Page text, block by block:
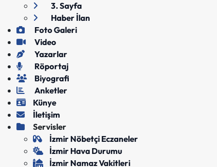
3. Sayfa
Haber İlan
Foto Galeri
Video
Yazarlar
Röportaj
Biyografi
Anketler
Künye
İletişim
Servisler
İzmir Nöbetçi Eczaneler
İzmir Hava Durumu
İzmir Namaz Vakitleri